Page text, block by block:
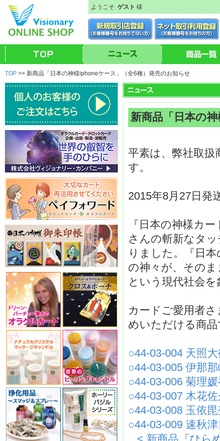
ようこそゲスト様
TOP >> 新商品「日本の神様iphoneケース」（全6種）発売のお知らせ
新商品「日本の
平素は、弊社取
す。
2015年8月27日発
『日本の神様カ
さんの斬新なタ
りました。『日
の神々が、その
という現代社会
カードご愛用者
めいただける商
○44-03-004 天照
○44-03-005 伊那
○44-03-006 菊理
○44-03-007 木花
○44-03-008 玉依
○44-03-009 速秋